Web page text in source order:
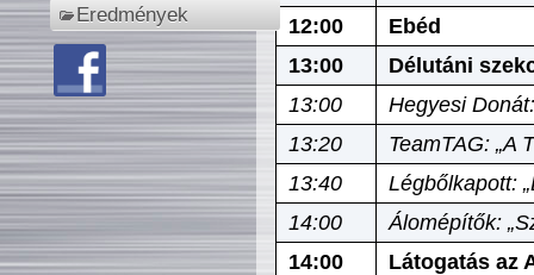
Eredmények
12:00
Ebéd
13:00
Délutáni
13:00
Hegyesi
13:20
TeamTAG: „A
13:40
Légbőlkapott:
14:00
Álomépítők:
14:00
Látogatás az